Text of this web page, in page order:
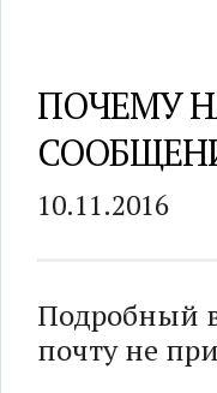
ПОЧЕМУ
10.11.2016
Подробный
почту не